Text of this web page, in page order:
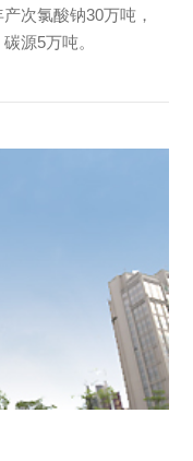
次氯酸钠30万吨，
源5万吨。